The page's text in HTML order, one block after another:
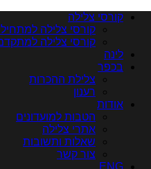
קורסי צלילה
קורסי צלילה
קורסי צלילה
לינה
בכפר
צלילת ההכרות
רענון
אודות
הטבות למועדונים
אתרי צלילה
שאלות ותשובות
צור קשר
ENG